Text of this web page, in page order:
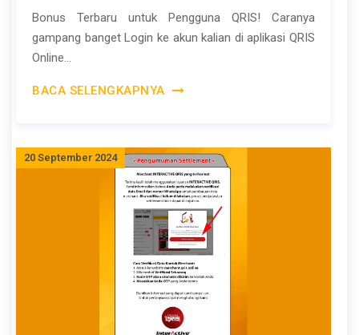
Bonus Terbaru untuk Pengguna QRIS! Caranya
gampang banget Login ke akun kalian di aplikasi QRIS
Online...
BACA SELENGKAPNYA
20 September 2024